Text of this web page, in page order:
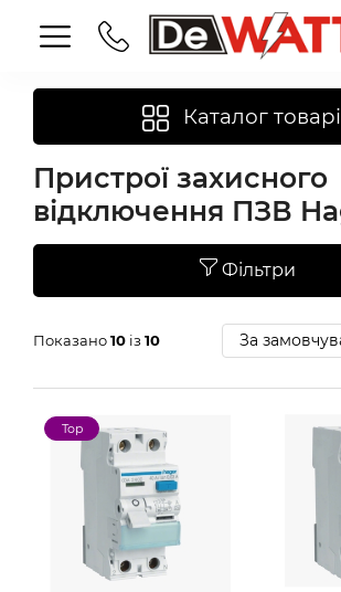
Каталог
Пристрої захисного
відключення ПЗВ
Фільтри
Показано10 із 10
Top